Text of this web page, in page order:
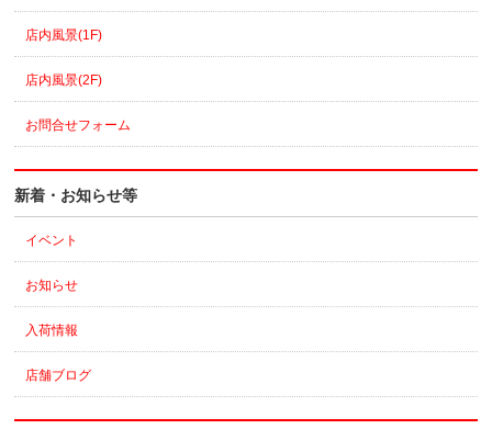
店内風景(1F)
店内風景(2F)
お問合せフォーム
新着・お知らせ等
イベント
お知らせ
入荷情報
店舗ブログ